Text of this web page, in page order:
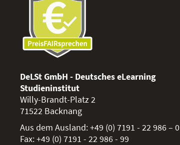
DeLSt GmbH - Deutsches eLearning
Studieninstitut
Willy-Brandt-Platz 2
71522 Backnang
Aus dem Ausland:+49 (0) 7191 - 22 986 – 0
Fax:+49 (0) 7191 - 22 986 - 99